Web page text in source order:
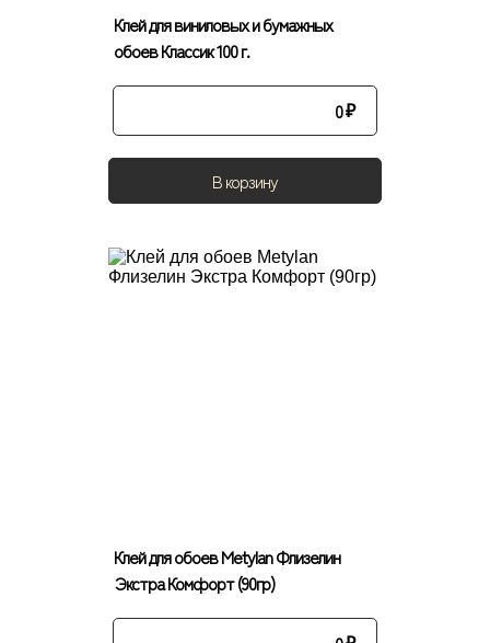
Клей для виниловых и бумажных
обоев Классик 100 г.
0₽
В корзину
Клей для обоев Metylan Флизелин
Экстра Комфорт (90гр)